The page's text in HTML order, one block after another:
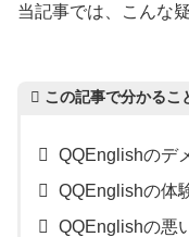
当記事では、こんな
この記事で分かるこ
QQEnglishのデ
QQEnglishの体
QQEnglishの悪